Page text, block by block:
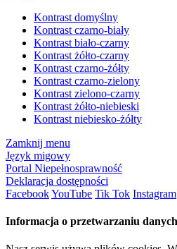
Kontrast domyślny
Kontrast czarno-biały
Kontrast biało-czarny
Kontrast żółto-czarny
Kontrast czarno-żółty
Kontrast czarno-zielony
Kontrast zielono-czarny
Kontrast żółto-niebieski
Kontrast niebiesko-żółty
Zamknij menu
Język migowy
Portal Niepełnosprawność
Deklaracja dostępności
FacebookYouTube Tik Tok Instagram
Informacja o przetwarzaniu danych